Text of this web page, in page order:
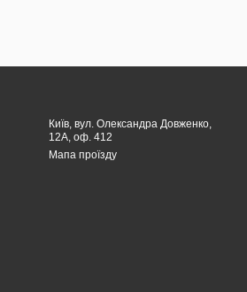
Київ, вул. Олександра Довженко,
12А, оф. 412
Мапа проїзду